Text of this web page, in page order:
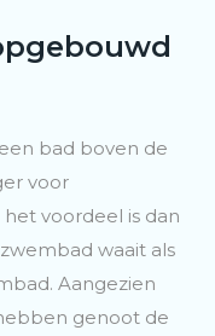
bad boven de
voor
voordeel is dan
waait als
Aangezien
genoot de